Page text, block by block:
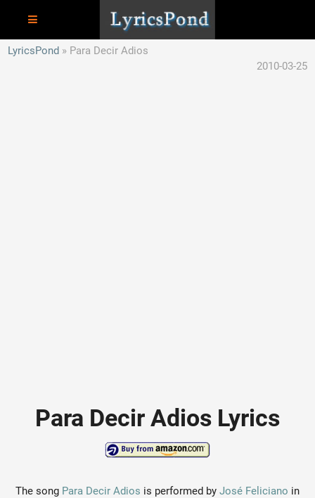
LyricsPond
Para Decir Adios
2010-03-25
Para Decir Adios Lyrics
The song Para Decir Adios is performed by José Feliciano in